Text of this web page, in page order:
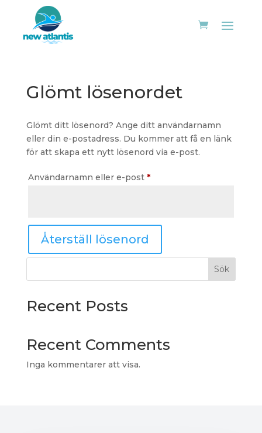
Glömt lösenordet
Glömt ditt lösenord? Ange ditt användarnamn
eller din e-postadress. Du kommer att få en länk
för att skapa ett nytt lösenord via e-post.
Användarnamn eller e-post *Obligatoriskt
Återställ lösenord
Sök
Recent Posts
Recent Comments
Inga kommentarer att visa.